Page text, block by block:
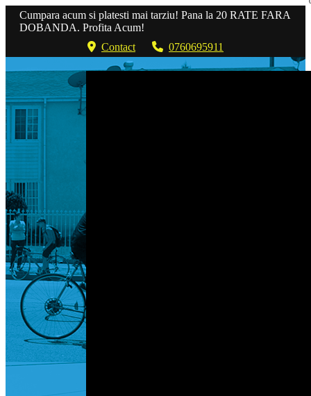
Cumpara acum si platesti mai tarziu! Pana la 20 RATE FARA
DOBANDA. Profita Acum!
Contact
0760695911